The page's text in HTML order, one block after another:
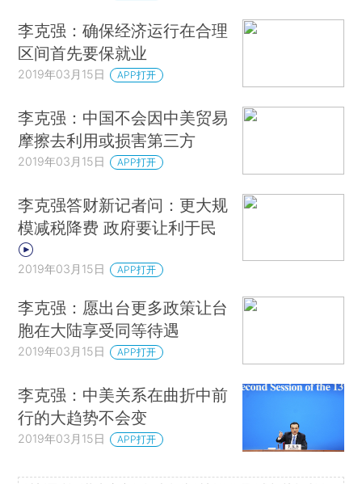
李克强：确保经济运行在合理
区间首先要保就业
2019年03月15日 APP打开
李克强：中国不会因中美贸易
摩擦去利用或损害第三方
2019年03月15日 APP打开
李克强答财新记者问：更大规
模减税降费 政府要让利于民
2019年03月15日 APP打开
李克强：愿出台更多政策让台
胞在大陆享受同等待遇
2019年03月15日 APP打开
李克强：中美关系在曲折中前
行的大趋势不会变
2019年03月15日 APP打开